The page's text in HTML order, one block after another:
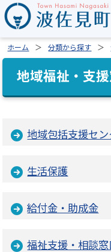
ホーム 分類から探す
地域福祉・支援
地域包括支援セン
生活保護
給付金・助成金
福祉支援・相談窓